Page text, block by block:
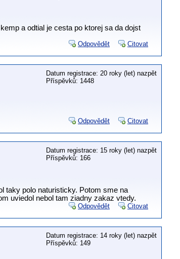
a odtial je cesta po ktorej sa da dojst
Odpovědět Citovat
Datum registrace: 20 roky (let) nazpět
Příspěvků: 1448
Odpovědět Citovat
Datum registrace: 15 roky (let) nazpět
Příspěvků: 166
taky polo naturisticky. Potom sme na
uviedol nebol tam ziadny zakaz vtedy.
Odpovědět Citovat
Datum registrace: 14 roky (let) nazpět
Příspěvků: 149